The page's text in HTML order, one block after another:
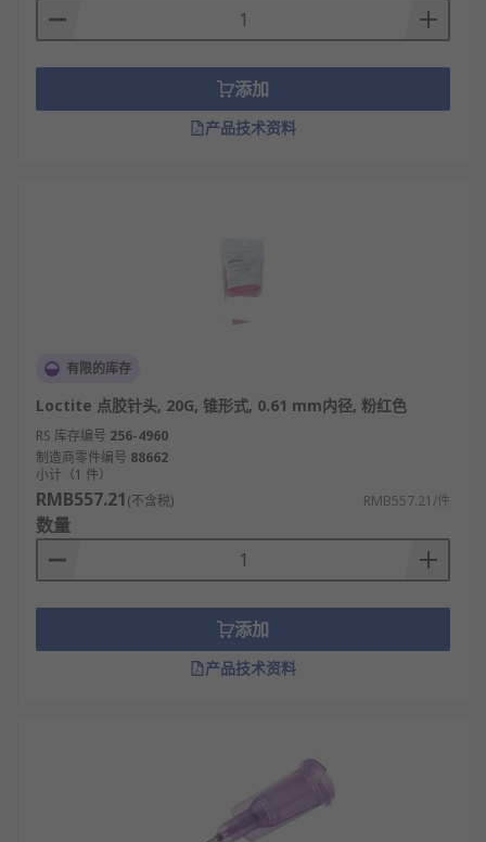
耐磨耐腐耐用：不锈钢针头表面多经防锈处
理，抗磨损、抗化学腐蚀，可反复使用（部分
一次性款卫生性强），使用寿命适配批量生产
尺寸规格丰富：针尖口径从 0.1mm 到 5mm 不
配精密操作，大口径适配高效施胶，满足多样
成本性价比高：批量采购单价低，一次性款避
套设备，降低生产与维护成本，适配工业化量
产。
点胶针头的类型
按不锈钢点胶针头：耐磨损、抗腐蚀，适配高
粘度胶（如环氧树脂）、含颗粒流体（如导电
塑料点胶针头：化学稳定性好、成本低，适配
低粘度胶（如瞬干胶）、易污染流体（如医用
尖嘴点胶针头：针尖尖锐、出胶集中，出胶量
小（纳升级），适配微型元件点胶（如芯片、
添加
产品技术资料
有限的库存
Loctite 点胶针头, 20G, 锥形式, 0.61 mm内径, 粉红色
RS 库存编号 256-4960
制造商零件编号 88662
小计（1 件）
RMB557.21(不含税) RMB557.21/件
数量
添加
产品技术资料